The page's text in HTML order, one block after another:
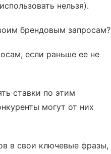
нельзя).
брендовым запросам?
если раньше ее не
ставки по этим
могут от них
в свои ключевые фразы,